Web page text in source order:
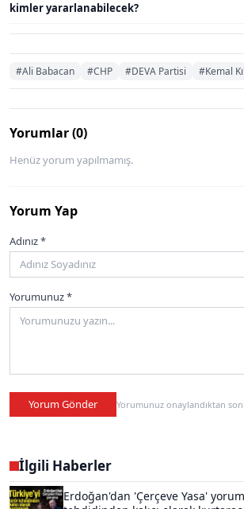
kimler yararlanabilecek?
#Ali Babacan #CHP #DEVA Partisi #Kemal
Yorumlar (0)
Henüz yorum yapılmamış.
Yorum Yap
Adınız *
Yorumunuz *
Yorum Gönder Yorumunuz onaylandıktan
İlgili Haberler
Erdoğan'dan 'Çerçeve Yasa'